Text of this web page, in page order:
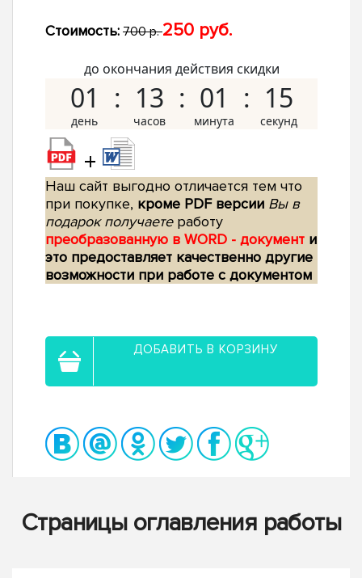
Стоимость: 700 р.250 руб.
до окончания действия скидки
01 13 01 14
+
Наш сайт выгодно отличается тем что
при покупке, кроме PDF версии Вы в
подарок получаетеработу
преобразованную в WORD - документ и
это предоставляет качественно другие
возможности при работе с документом
ДОБАВИТЬ В КОРЗИНУ
Страницы оглавления работы